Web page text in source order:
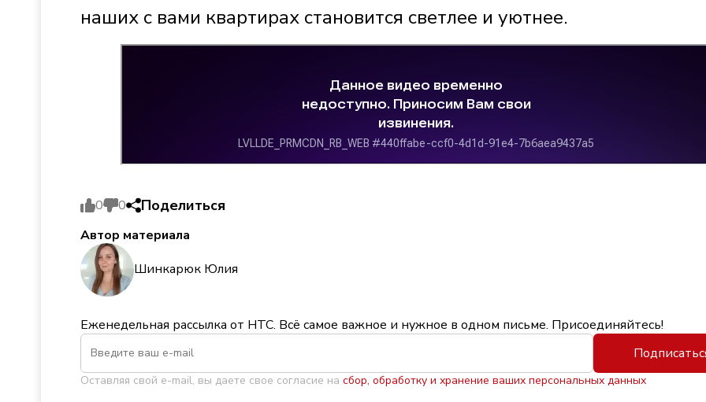
наших с вами квартирах становится светлее и уютнее.
0 0 Поделиться
Автор материала
Шинкарюк Юлия
Еженедельная рассылка от НТС. Всё самое важное и нужное в одном письме. Присоединяйтесь!
Оставляя свой e-mail, вы даете свое согласие на сбор, обработку и хранение ваших персональных данных